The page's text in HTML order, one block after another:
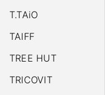
T.TAiO
TAIFF
TREE HUT
TRICOVIT